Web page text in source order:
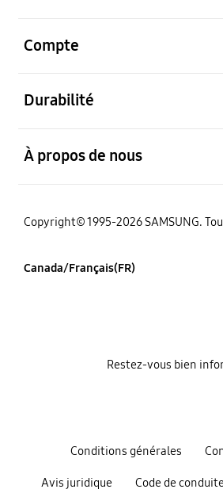
Compte
Durabilité
À propos de nous
Copyright© 1995-2026 SAMSUNG.
Canada/Français(FR)
Conditions générales
Avis juridique Code de
Restez-vous bien